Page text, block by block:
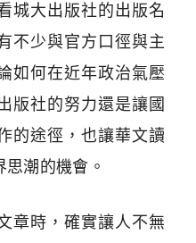
城大出版社的出版名
不少與官方口徑與主
如何在近年政治氣壓
版社的努力還是讓國
的途徑，也讓華文讀
潮的機會。
章時，確實讓人不無